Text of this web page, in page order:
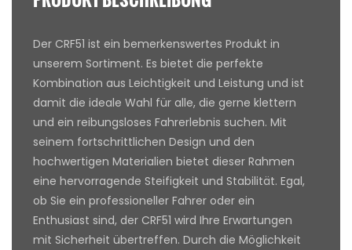
Der CRF51 ist ein bemerkenswertes Produkt in
unserem Sortiment. Es bietet die perfekte
Kombination aus Leichtigkeit und Leistung und ist
damit die ideale Wahl für alle, die gerne klettern
und ein reibungsloses Fahrerlebnis suchen. Mit
seinem fortschrittlichen Design und den
hochwertigen Materialien bietet dieser Rahmen
eine hervorragende Steifigkeit und Stabilität. Egal,
ob Sie ein professioneller Fahrer oder ein
Enthusiast sind, der CRF51 wird Ihre Erwartungen
mit Sicherheit übertreffen. Durch die Möglichkeit